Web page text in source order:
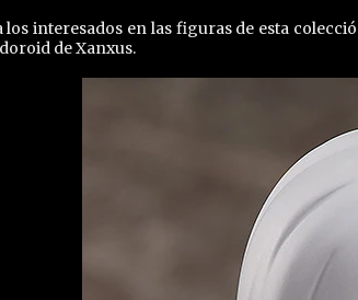
los interesados en las figuras de esta
de Xanxus.